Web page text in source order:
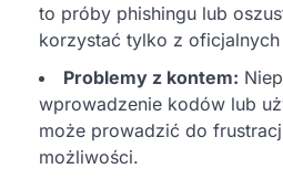
to próby phishingu lub
korzystać tylko z oficjalnych
Problemy z kontem:
wprowadzenie kodów lub
może prowadzić do
możliwości.